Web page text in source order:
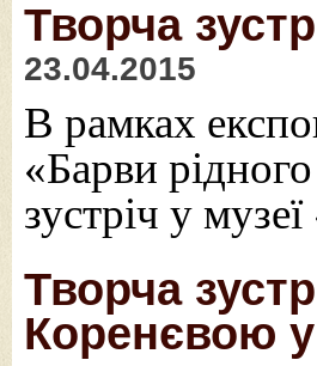
Творча
23.04.2015
В рамках
«Барви
зустріч у
Творча
Коренєвою у